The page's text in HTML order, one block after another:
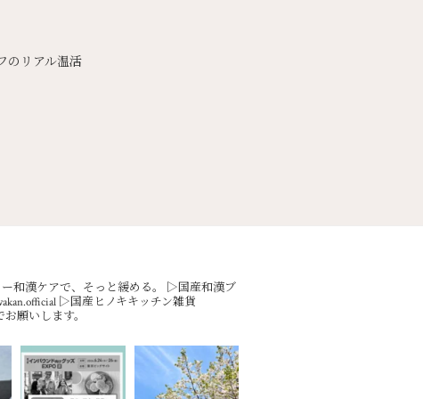
のリアル温活
和漢ケアで、そっと緩める。
▷国産和漢ブ
▷国産ヒノキキッチン雑貨
願いします。